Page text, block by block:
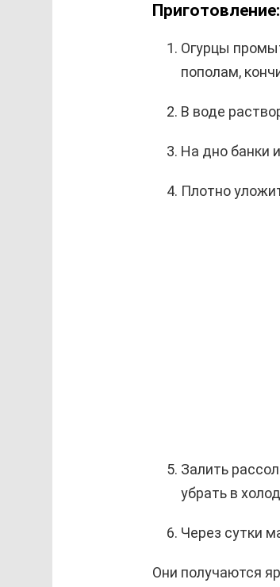
Приготовление:
Огурцы
пополам,
В воде
На дно банки
Плотно
Залить
убрать в
Через сутки
Они получаются